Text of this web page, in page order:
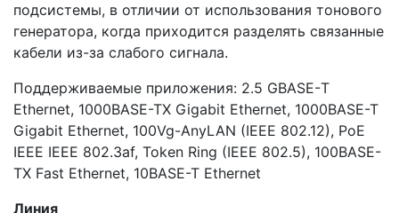
подсистемы, в отличии от использования тонового
генератора, когда приходится разделять связанные
кабели из-за слабого сигнала.
Поддерживаемые приложения: 2.5 GBASE-Т
Ethernet, 1000BASE-TX Gigabit Ethernet, 1000BASE-T
Gigabit Ethernet, 100Vg-AnyLAN (IEEE 802.12), PoE
IEEE IEEE 802.3af, Token Ring (IEEE 802.5), 100BASE-
TX Fast Ethernet, 10BASE-T Ethernet
Линия